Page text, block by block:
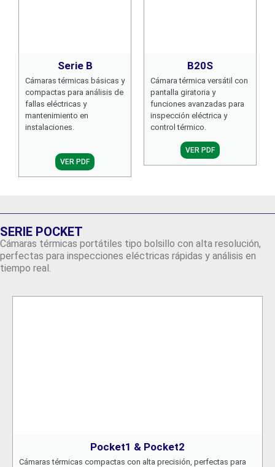
Serie B
Cámaras térmicas básicas y
compactas para análisis de
fallas eléctricas y
mantenimiento en
instalaciones.
VER PDF
B20S
Cámara térmica versátil con
pantalla giratoria y
funciones avanzadas para
inspección eléctrica y
control térmico.
VER PDF
SERIE POCKET
Cámaras térmicas portátiles tipo bolsillo con alta resolución,
perfectas para inspecciones eléctricas rápidas y análisis en
tiempo real.
Pocket1 & Pocket2
Cámaras térmicas compactas con alta precisión, perfectas para